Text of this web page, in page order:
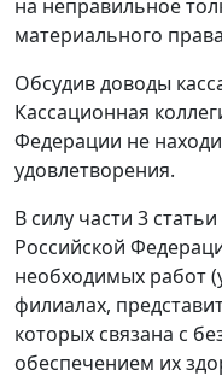
на неправильное
материального
Обсудив доводы
Кассационная
Федерации не
удовлетворения.
В силу части 3
Российской
необходимых работ
филиалах,
которых связана с
обеспечением их